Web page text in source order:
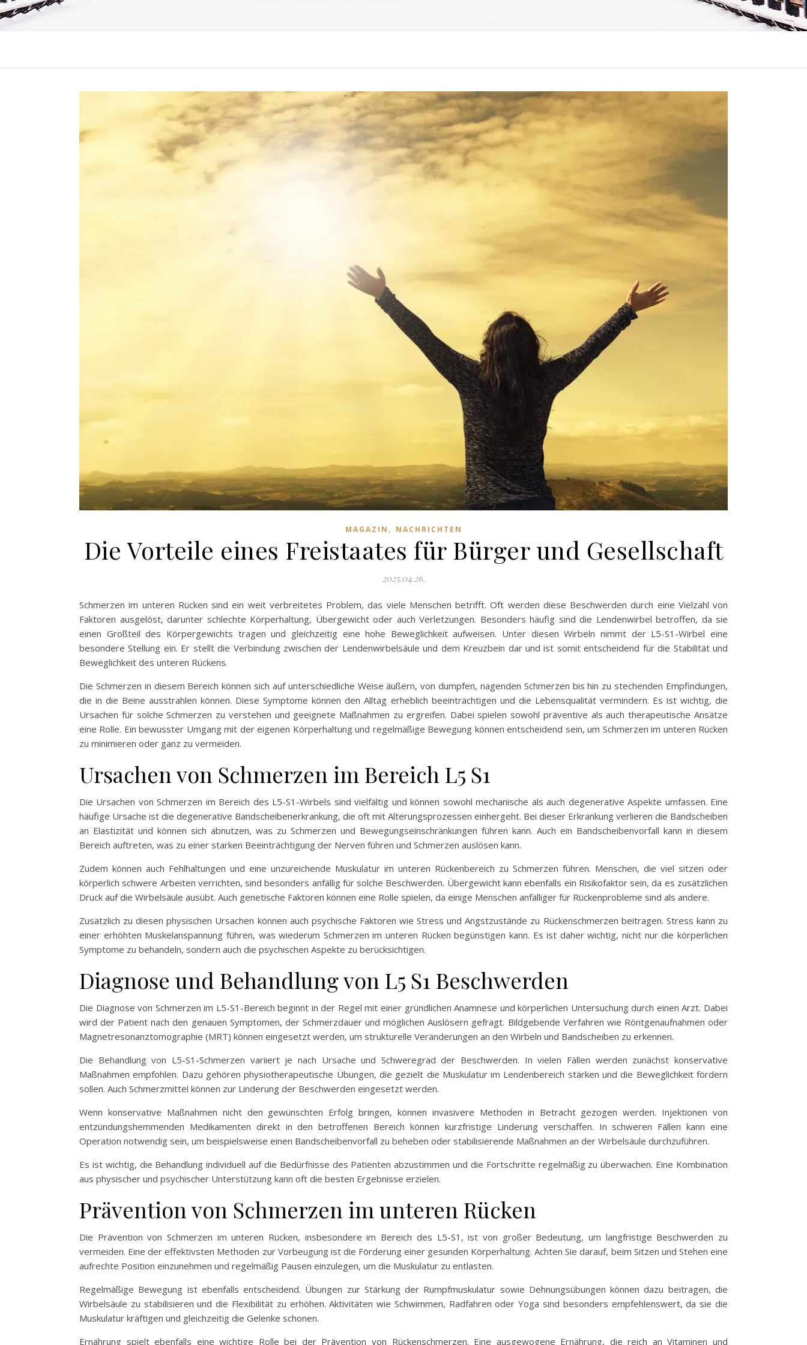
MAGAZIN , NACHRICHTEN
Die Vorteile eines Freistaates für Bürger und Gesellschaft
2025.04.26.
Schmerzen im unteren Rücken sind ein weit verbreitetes Problem, das viele Menschen betrifft. Oft werden diese Beschwerden durch eine Vielzahl von
Faktoren ausgelöst, darunter schlechte Körperhaltung, Übergewicht oder auch Verletzungen. Besonders häufig sind die Lendenwirbel betroffen, da sie
einen Großteil des Körpergewichts tragen und gleichzeitig eine hohe Beweglichkeit aufweisen. Unter diesen Wirbeln nimmt der L5-S1-Wirbel eine
besondere Stellung ein. Er stellt die Verbindung zwischen der Lendenwirbelsäule und dem Kreuzbein dar und ist somit entscheidend für die Stabilität und
Beweglichkeit des unteren Rückens.
Die Schmerzen in diesem Bereich können sich auf unterschiedliche Weise äußern, von dumpfen, nagenden Schmerzen bis hin zu stechenden Empfindungen,
die in die Beine ausstrahlen können. Diese Symptome können den Alltag erheblich beeinträchtigen und die Lebensqualität vermindern. Es ist wichtig, die
Ursachen für solche Schmerzen zu verstehen und geeignete Maßnahmen zu ergreifen. Dabei spielen sowohl präventive als auch therapeutische Ansätze
eine Rolle. Ein bewusster Umgang mit der eigenen Körperhaltung und regelmäßige Bewegung können entscheidend sein, um Schmerzen im unteren Rücken
zu minimieren oder ganz zu vermeiden.
Ursachen von Schmerzen im Bereich L5 S1
Die Ursachen von Schmerzen im Bereich des L5-S1-Wirbels sind vielfältig und können sowohl mechanische als auch degenerative Aspekte umfassen. Eine
häufige Ursache ist die degenerative Bandscheibenerkrankung, die oft mit Alterungsprozessen einhergeht. Bei dieser Erkrankung verlieren die Bandscheiben
an Elastizität und können sich abnutzen, was zu Schmerzen und Bewegungseinschränkungen führen kann. Auch ein Bandscheibenvorfall kann in diesem
Bereich auftreten, was zu einer starken Beeinträchtigung der Nerven führen und Schmerzen auslösen kann.
Zudem können auch Fehlhaltungen und eine unzureichende Muskulatur im unteren Rückenbereich zu Schmerzen führen. Menschen, die viel sitzen oder
körperlich schwere Arbeiten verrichten, sind besonders anfällig für solche Beschwerden. Übergewicht kann ebenfalls ein Risikofaktor sein, da es zusätzlichen
Druck auf die Wirbelsäule ausübt. Auch genetische Faktoren können eine Rolle spielen, da einige Menschen anfälliger für Rückenprobleme sind als andere.
Zusätzlich zu diesen physischen Ursachen können auch psychische Faktoren wie Stress und Angstzustände zu Rückenschmerzen beitragen. Stress kann zu
einer erhöhten Muskelanspannung führen, was wiederum Schmerzen im unteren Rücken begünstigen kann. Es ist daher wichtig, nicht nur die körperlichen
Symptome zu behandeln, sondern auch die psychischen Aspekte zu berücksichtigen.
Diagnose und Behandlung von L5 S1 Beschwerden
Die Diagnose von Schmerzen im L5-S1-Bereich beginnt in der Regel mit einer gründlichen Anamnese und körperlichen Untersuchung durch einen Arzt. Dabei
wird der Patient nach den genauen Symptomen, der Schmerzdauer und möglichen Auslösern gefragt. Bildgebende Verfahren wie Röntgenaufnahmen oder
Magnetresonanztomographie (MRT) können eingesetzt werden, um strukturelle Veränderungen an den Wirbeln und Bandscheiben zu erkennen.
Die Behandlung von L5-S1-Schmerzen variiert je nach Ursache und Schweregrad der Beschwerden. In vielen Fällen werden zunächst konservative
Maßnahmen empfohlen. Dazu gehören physiotherapeutische Übungen, die gezielt die Muskulatur im Lendenbereich stärken und die Beweglichkeit fördern
sollen. Auch Schmerzmittel können zur Linderung der Beschwerden eingesetzt werden.
Wenn konservative Maßnahmen nicht den gewünschten Erfolg bringen, können invasivere Methoden in Betracht gezogen werden. Injektionen von
entzündungshemmenden Medikamenten direkt in den betroffenen Bereich können kurzfristige Linderung verschaffen. In schweren Fällen kann eine
Operation notwendig sein, um beispielsweise einen Bandscheibenvorfall zu beheben oder stabilisierende Maßnahmen an der Wirbelsäule durchzuführen.
Es ist wichtig, die Behandlung individuell auf die Bedürfnisse des Patienten abzustimmen und die Fortschritte regelmäßig zu überwachen. Eine Kombination
aus physischer und psychischer Unterstützung kann oft die besten Ergebnisse erzielen.
Prävention von Schmerzen im unteren Rücken
Die Prävention von Schmerzen im unteren Rücken, insbesondere im Bereich des L5-S1, ist von großer Bedeutung, um langfristige Beschwerden zu
vermeiden. Eine der effektivsten Methoden zur Vorbeugung ist die Förderung einer gesunden Körperhaltung. Achten Sie darauf, beim Sitzen und Stehen eine
aufrechte Position einzunehmen und regelmäßig Pausen einzulegen, um die Muskulatur zu entlasten.
Regelmäßige Bewegung ist ebenfalls entscheidend. Übungen zur Stärkung der Rumpfmuskulatur sowie Dehnungsübungen können dazu beitragen, die
Wirbelsäule zu stabilisieren und die Flexibilität zu erhöhen. Aktivitäten wie Schwimmen, Radfahren oder Yoga sind besonders empfehlenswert, da sie die
Muskulatur kräftigen und gleichzeitig die Gelenke schonen.
Ernährung spielt ebenfalls eine wichtige Rolle bei der Prävention von Rückenschmerzen. Eine ausgewogene Ernährung, die reich an Vitaminen und